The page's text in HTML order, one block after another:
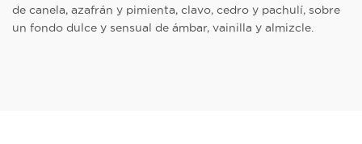
de canela, azafrán y pimienta, clavo, cedro y pachulí, sobre
un fondo dulce y sensual de ámbar, vainilla y almizcle.